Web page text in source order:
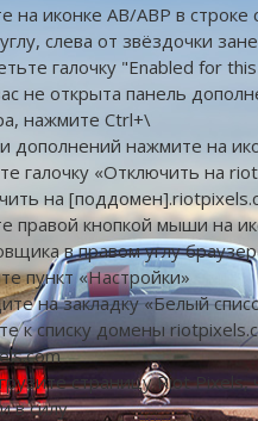
на иконке AB/ABP в строке
слева от звёздочки
галочку "Enabled for
не открыта панель
нажмите Ctrl+\
дополнений нажмите на
галочку «Отключить на
на
правой кнопкой мыши на
в правом углу
пункт «Настройки»
на закладку «Белый
к списку домены
страницу Riot
в силу